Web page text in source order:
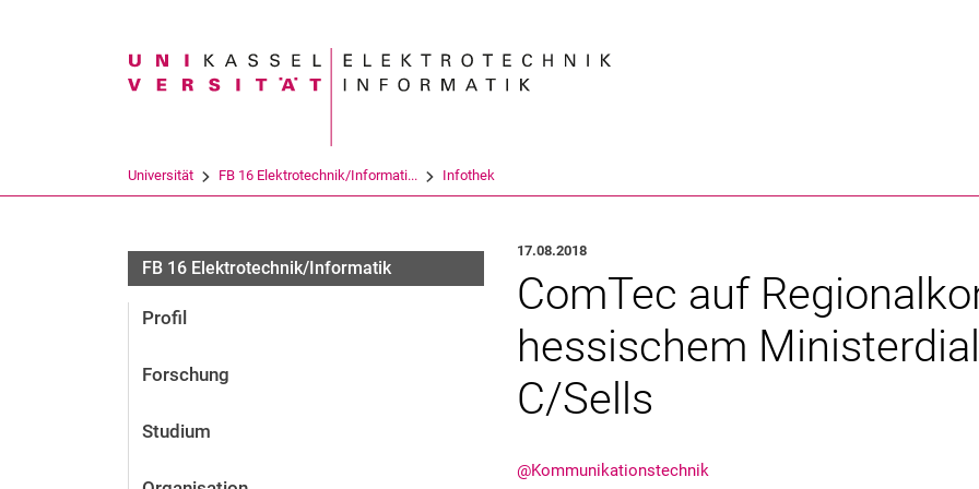
Suchbegriff
Universität FB 16 Elektrotechnik/Informati... Infothek
FB 16 Elektrotechnik/Informatik
Profil
Forschung
Studium
17.08.2018
ComTec auf
hessischem
C/Sells
@Kommunikationstechnik